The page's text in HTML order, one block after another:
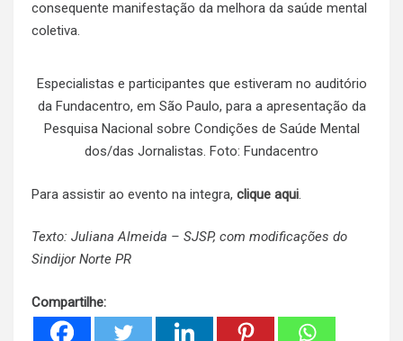
consequente manifestação da melhora da saúde mental
coletiva.
Especialistas e participantes que estiveram no auditório
da Fundacentro, em São Paulo, para a apresentação da
Pesquisa Nacional sobre Condições de Saúde Mental
dos/das Jornalistas. Foto: Fundacentro
Para assistir ao evento na integra, clique aqui.
Texto: Juliana Almeida – SJSP, com modificações do
Sindijor Norte PR
Compartilhe: